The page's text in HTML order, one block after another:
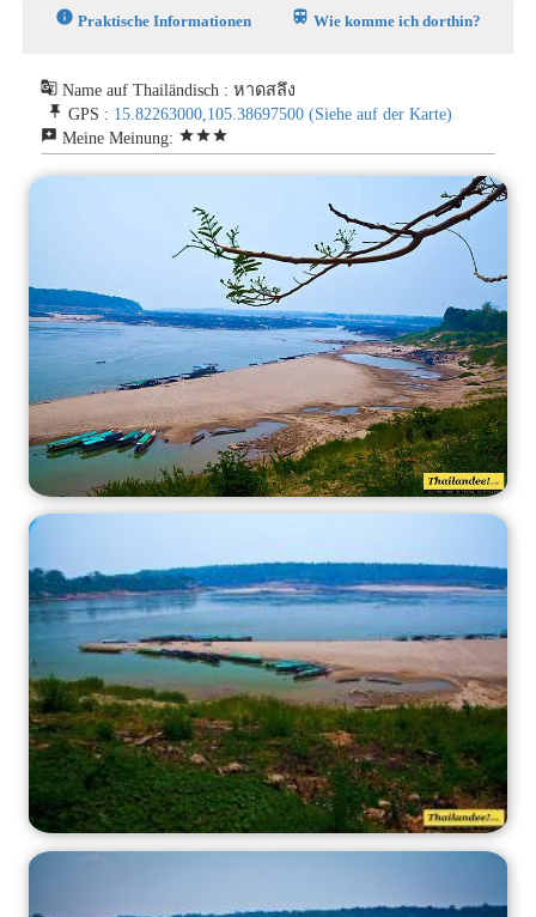
info Praktische Informationen train Wie komme ich dorthin?
g_translate Name auf Thailändisch : หาดสลึง
push_pin GPS : 15.82263000,105.38697500 (Siehe auf der Karte)
reviews Meine Meinung: starstarstar